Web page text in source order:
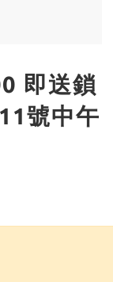
即送鎖
號中午